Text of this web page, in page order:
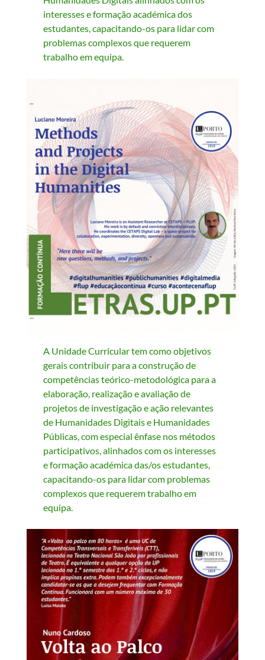
interesses e formação académica dos
estudantes, capacitando-os para lidar com
problemas complexos que requerem
trabalho em equipa.
A Unidade Curricular tem como objetivos
gerais contribuir para a construção de
competências teórico-metodológica para a
elaboração, realização e avaliação de
projetos de investigação e ação relevantes
de Humanidades Digitais e Humanidades
Públicas, com especial ênfase nos métodos
participativos, alinhados com os interesses
e formação académica das/os estudantes,
capacitando-os para lidar com problemas
complexos que requerem trabalho em
equipa.